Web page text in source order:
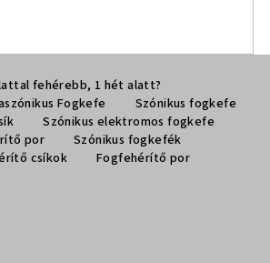
fehérebb, 1 hét alatt?
Fogkefe
Szónikus fogkefe
Szónikus elektromos fogkefe
por
Szónikus fogkefék
csíkok
Fogfehérítő por